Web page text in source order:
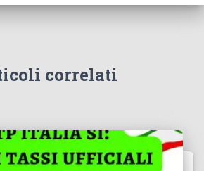
correlati